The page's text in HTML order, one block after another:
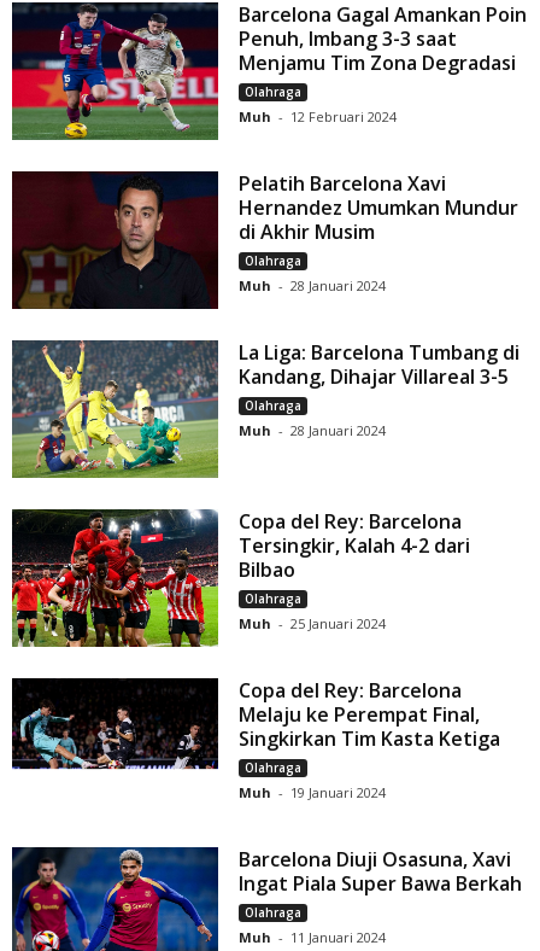
Barcelona Gagal Amankan Poin
Penuh, Imbang 3-3 saat
Menjamu Tim Zona Degradasi
Olahraga
Muh - 12 Februari 2024
Pelatih Barcelona Xavi
Hernandez Umumkan Mundur
di Akhir Musim
Olahraga
Muh - 28 Januari 2024
La Liga: Barcelona Tumbang di
Kandang, Dihajar Villareal 3-5
Olahraga
Muh - 28 Januari 2024
Copa del Rey: Barcelona
Tersingkir, Kalah 4-2 dari
Bilbao
Olahraga
Muh - 25 Januari 2024
Copa del Rey: Barcelona
Melaju ke Perempat Final,
Singkirkan Tim Kasta Ketiga
Olahraga
Muh - 19 Januari 2024
Barcelona Diuji Osasuna, Xavi
Ingat Piala Super Bawa Berkah
Olahraga
Muh - 11 Januari 2024